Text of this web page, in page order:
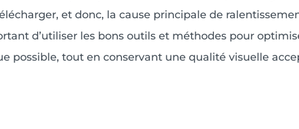
et donc, la cause principale de
d’utiliser les bons outils et méthodes pour
possible, tout en conservant une qualité visuelle